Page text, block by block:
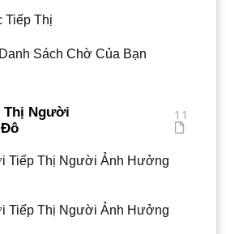
Tiếp Thị
Sách Chờ Của Bạn
Thị Người
11
Tiếp Thị Người Ảnh Hưởng
Tiếp Thị Người Ảnh Hưởng